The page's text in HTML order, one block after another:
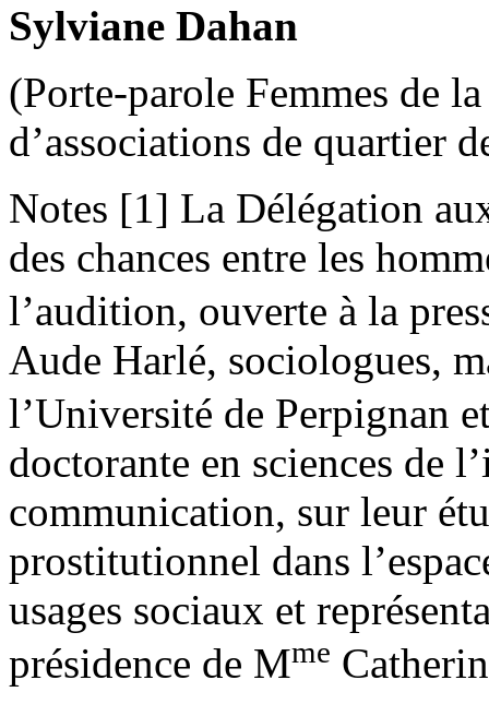
Sylviane Dahan
(Porte-parole Femmes de
d’associations de quartier
Notes [1] La Délégation
des chances entre les
l’audition, ouverte à la
Aude Harlé, sociologues,
l’Université de Perpignan
doctorante en sciences de
communication, sur leur
prostitutionnel dans
usages sociaux et
présidence de Mme